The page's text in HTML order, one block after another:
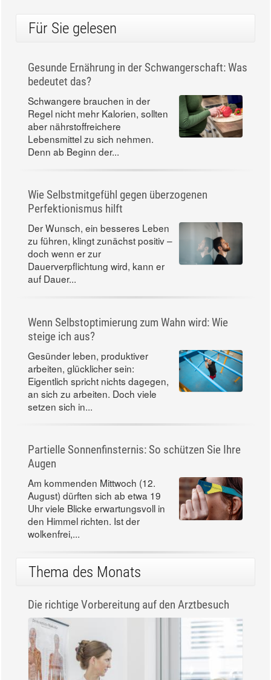
Für Sie gelesen
Gesunde Ernährung in der Schwangerschaft: Was
bedeutet das?
Schwangere brauchen in der
Regel nicht mehr Kalorien, sollten
aber nährstoffreichere
Lebensmittel zu sich nehmen.
Denn ab Beginn der...
Wie Selbstmitgefühl gegen überzogenen
Perfektionismus hilft
Der Wunsch, ein besseres Leben
zu führen, klingt zunächst positiv –
doch wenn er zur
Dauerverpflichtung wird, kann er
auf Dauer...
Wenn Selbstoptimierung zum Wahn wird: Wie
steige ich aus?
Gesünder leben, produktiver
arbeiten, glücklicher sein:
Eigentlich spricht nichts dagegen,
an sich zu arbeiten. Doch viele
setzen sich in...
Partielle Sonnenfinsternis: So schützen Sie Ihre
Augen
Am kommenden Mittwoch (12.
August) dürften sich ab etwa 19
Uhr viele Blicke erwartungsvoll in
den Himmel richten. Ist der
wolkenfrei,...
Thema des Monats
Die richtige Vorbereitung auf den Arztbesuch